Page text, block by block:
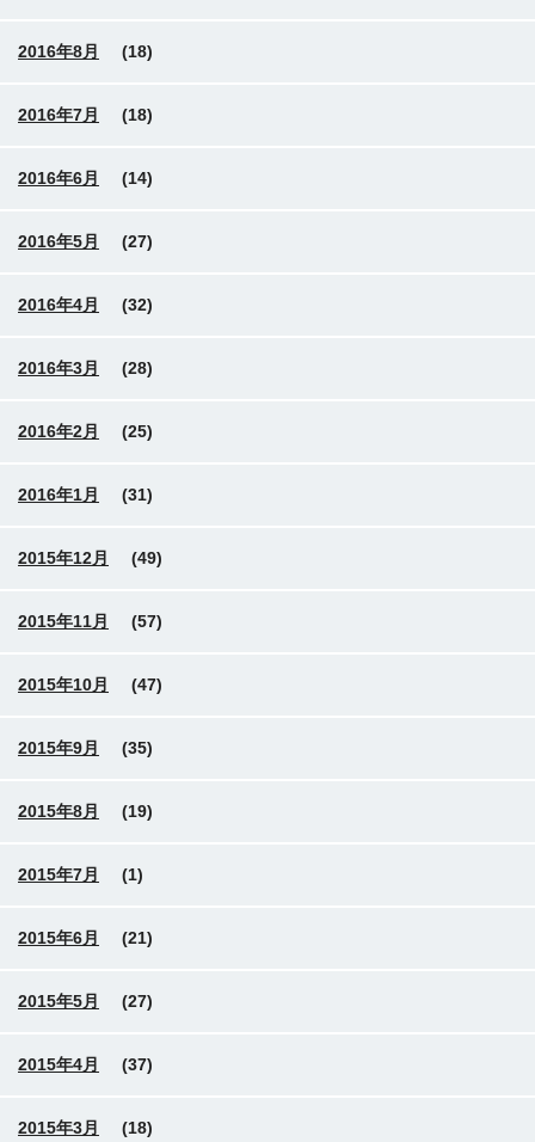
2016年8月 (18)
2016年7月 (18)
2016年6月 (14)
2016年5月 (27)
2016年4月 (32)
2016年3月 (28)
2016年2月 (25)
2016年1月 (31)
2015年12月 (49)
2015年11月 (57)
2015年10月 (47)
2015年9月 (35)
2015年8月 (19)
2015年7月 (1)
2015年6月 (21)
2015年5月 (27)
2015年4月 (37)
2015年3月 (18)